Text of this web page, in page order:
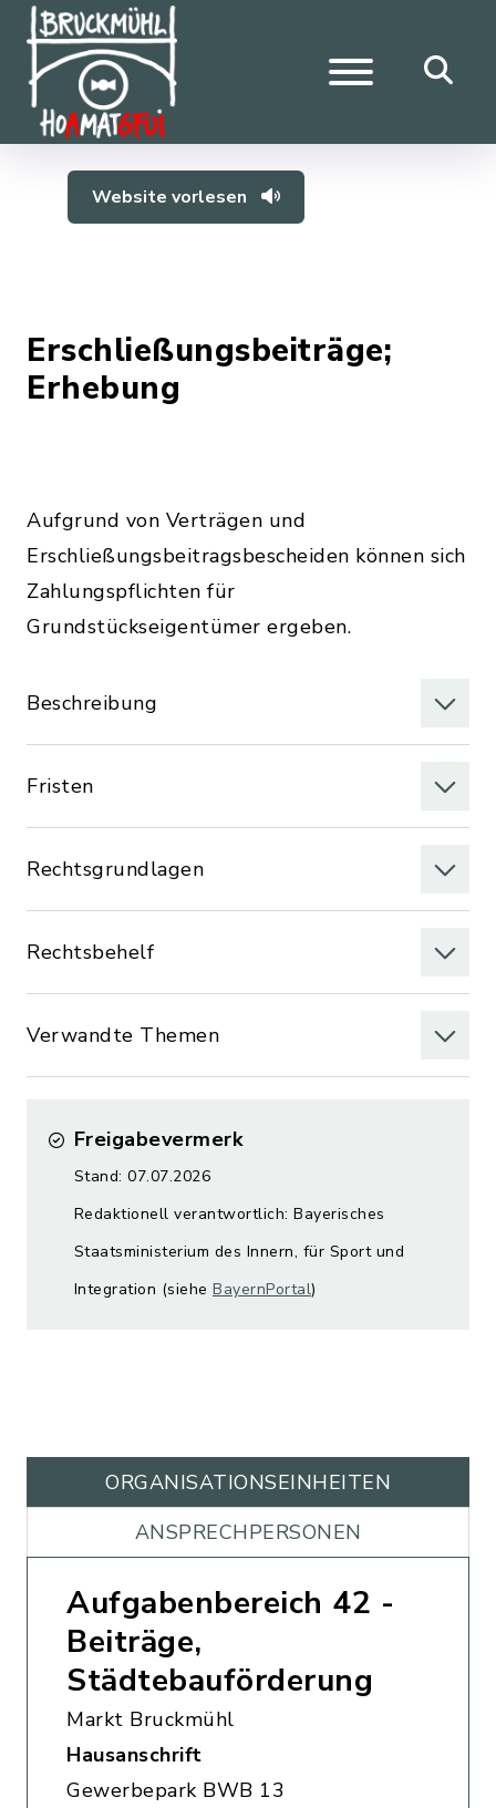
Website vorlesen
Erschließungsbeiträge;
Erhebung
Aufgrund von Verträgen und
Erschließungsbeitragsbescheiden können sich
Zahlungspflichten für
Grundstückseigentümer ergeben.
Beschreibung
Fristen
Rechtsgrundlagen
Rechtsbehelf
Verwandte Themen
Freigabevermerk
Stand: 07.07.2026
Redaktionell verantwortlich: Bayerisches
Staatsministerium des Innern, für Sport und
Integration (siehe BayernPortal)
ORGANISATIONS­EINHEITEN
ANSPRECHPERSONEN
Aufgabenbereich 42 -
Beiträge,
Städtebauförderung
Markt Bruckmühl
Hausanschrift
Gewerbepark BWB 13